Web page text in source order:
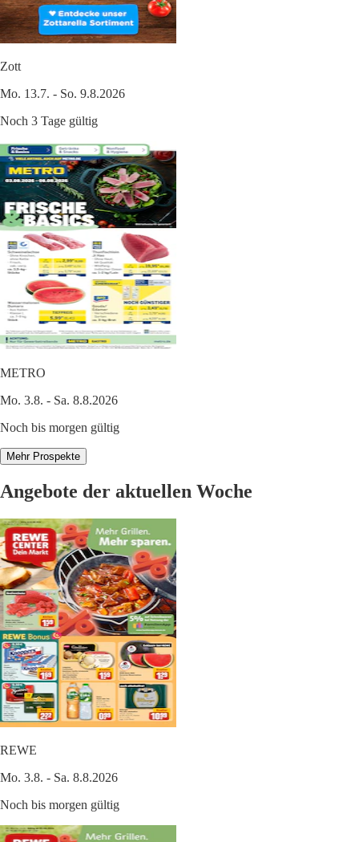
Zott
Mo. 13.7. - So. 9.8.2026
Noch 3 Tage gültig
METRO
Mo. 3.8. - Sa. 8.8.2026
Noch bis morgen gültig
Mehr Prospekte
Angebote der aktuellen Woche
REWE
Mo. 3.8. - Sa. 8.8.2026
Noch bis morgen gültig